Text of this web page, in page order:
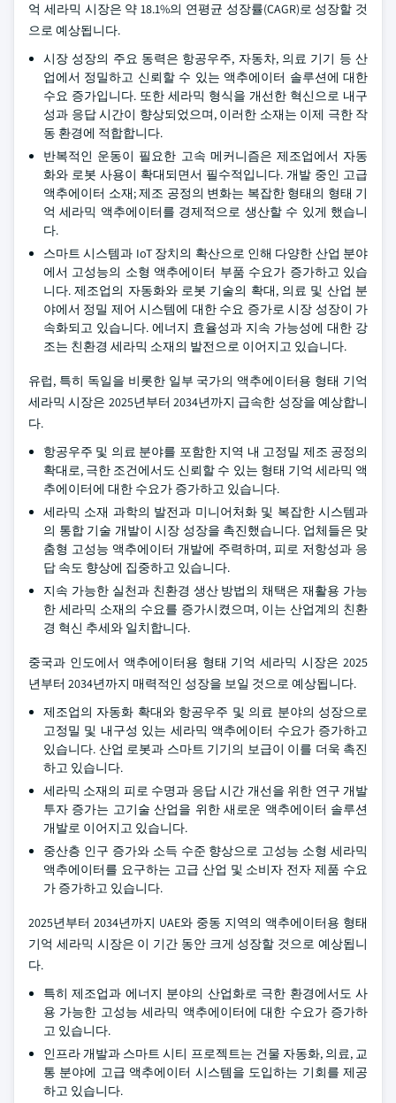
억 세라믹 시장은 약 18.1%의 연평균 성장률(CAGR)로 성장할 것
으로 예상됩니다.
시장 성장의 주요 동력은 항공우주, 자동차, 의료 기기 등 산
업에서 정밀하고 신뢰할 수 있는 액추에이터 솔루션에 대한
수요 증가입니다. 또한 세라믹 형식을 개선한 혁신으로 내구
성과 응답 시간이 향상되었으며, 이러한 소재는 이제 극한 작
동 환경에 적합합니다.
반복적인 운동이 필요한 고속 메커니즘은 제조업에서 자동
화와 로봇 사용이 확대되면서 필수적입니다. 개발 중인 고급
액추에이터 소재; 제조 공정의 변화는 복잡한 형태의 형태 기
억 세라믹 액추에이터를 경제적으로 생산할 수 있게 했습니
다.
스마트 시스템과 IoT 장치의 확산으로 인해 다양한 산업 분야
에서 고성능의 소형 액추에이터 부품 수요가 증가하고 있습
니다. 제조업의 자동화와 로봇 기술의 확대, 의료 및 산업 분
야에서 정밀 제어 시스템에 대한 수요 증가로 시장 성장이 가
속화되고 있습니다. 에너지 효율성과 지속 가능성에 대한 강
조는 친환경 세라믹 소재의 발전으로 이어지고 있습니다.
유럽, 특히 독일을 비롯한 일부 국가의 액추에이터용 형태 기억
세라믹 시장은 2025년부터 2034년까지 급속한 성장을 예상합니
다.
항공우주 및 의료 분야를 포함한 지역 내 고정밀 제조 공정의
확대로, 극한 조건에서도 신뢰할 수 있는 형태 기억 세라믹 액
추에이터에 대한 수요가 증가하고 있습니다.
세라믹 소재 과학의 발전과 미니어처화 및 복잡한 시스템과
의 통합 기술 개발이 시장 성장을 촉진했습니다. 업체들은 맞
춤형 고성능 액추에이터 개발에 주력하며, 피로 저항성과 응
답 속도 향상에 집중하고 있습니다.
지속 가능한 실천과 친환경 생산 방법의 채택은 재활용 가능
한 세라믹 소재의 수요를 증가시켰으며, 이는 산업계의 친환
경 혁신 추세와 일치합니다.
중국과 인도에서 액추에이터용 형태 기억 세라믹 시장은 2025
년부터 2034년까지 매력적인 성장을 보일 것으로 예상됩니다.
제조업의 자동화 확대와 항공우주 및 의료 분야의 성장으로
고정밀 및 내구성 있는 세라믹 액추에이터 수요가 증가하고
있습니다. 산업 로봇과 스마트 기기의 보급이 이를 더욱 촉진
하고 있습니다.
세라믹 소재의 피로 수명과 응답 시간 개선을 위한 연구 개발
투자 증가는 고기술 산업을 위한 새로운 액추에이터 솔루션
개발로 이어지고 있습니다.
중산층 인구 증가와 소득 수준 향상으로 고성능 소형 세라믹
액추에이터를 요구하는 고급 산업 및 소비자 전자 제품 수요
가 증가하고 있습니다.
2025년부터 2034년까지 UAE와 중동 지역의 액추에이터용 형태
기억 세라믹 시장은 이 기간 동안 크게 성장할 것으로 예상됩니
다.
특히 제조업과 에너지 분야의 산업화로 극한 환경에서도 사
용 가능한 고성능 세라믹 액추에이터에 대한 수요가 증가하
고 있습니다.
인프라 개발과 스마트 시티 프로젝트는 건물 자동화, 의료, 교
통 분야에 고급 액추에이터 시스템을 도입하는 기회를 제공
하고 있습니다.